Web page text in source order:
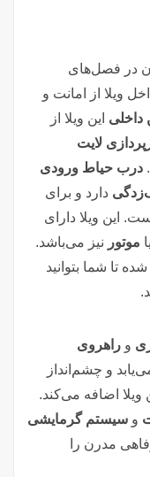
در فصل‌های
ویلا از امانت و
داخلی این ویلا از
لایت
درب حیاط ورودی
دارد و برای
این ویلا دارای
یا موتور نیز می‌باشد.
تا شما بتوانید
و راهروی
و چشم‌انداز
اضافه می‌کند.
و سیستم گرمایشی
مدرن را